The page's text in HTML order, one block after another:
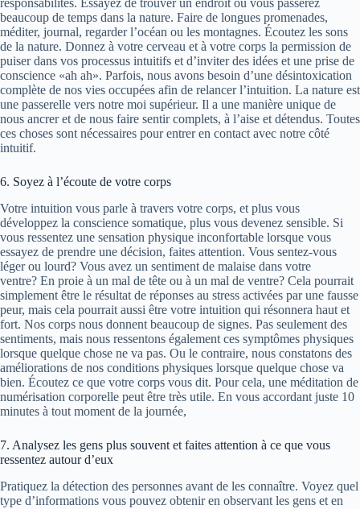
responsabilités. Essayez de trouver un endroit où vous passerez
beaucoup de temps dans la nature. Faire de longues promenades,
méditer, journal, regarder l’océan ou les montagnes. Écoutez les sons
de la nature. Donnez à votre cerveau et à votre corps la permission de
puiser dans vos processus intuitifs et d’inviter des idées et une prise de
conscience «ah ah». Parfois, nous avons besoin d’une désintoxication
complète de nos vies occupées afin de relancer l’intuition. La nature est
une passerelle vers notre moi supérieur. Il a une manière unique de
nous ancrer et de nous faire sentir complets, à l’aise et détendus. Toutes
ces choses sont nécessaires pour entrer en contact avec notre côté
intuitif.
6. Soyez à l’écoute de votre corps
Votre intuition vous parle à travers votre corps, et plus vous
développez la conscience somatique, plus vous devenez sensible. Si
vous ressentez une sensation physique inconfortable lorsque vous
essayez de prendre une décision, faites attention. Vous sentez-vous
léger ou lourd? Vous avez un sentiment de malaise dans votre
ventre? En proie à un mal de tête ou à un mal de ventre? Cela pourrait
simplement être le résultat de réponses au stress activées par une fausse
peur, mais cela pourrait aussi être votre intuition qui résonnera haut et
fort. Nos corps nous donnent beaucoup de signes. Pas seulement des
sentiments, mais nous ressentons également ces symptômes physiques
lorsque quelque chose ne va pas. Ou le contraire, nous constatons des
améliorations de nos conditions physiques lorsque quelque chose va
bien. Écoutez ce que votre corps vous dit. Pour cela, une méditation de
numérisation corporelle peut être très utile. En vous accordant juste 10
minutes à tout moment de la journée,
7. Analysez les gens plus souvent et faites attention à ce que vous
ressentez autour d’eux
Pratiquez la détection des personnes avant de les connaître. Voyez quel
type d’informations vous pouvez obtenir en observant les gens et en